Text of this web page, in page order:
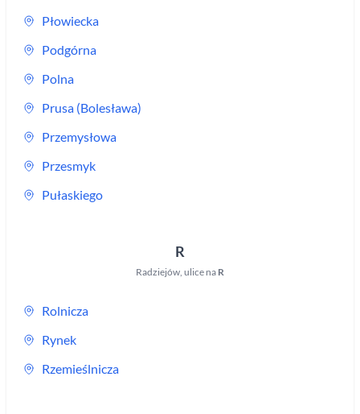
Płowiecka
Podgórna
Polna
Prusa (Bolesława)
Przemysłowa
Przesmyk
Pułaskiego
R
Radziejów, ulice na R
Rolnicza
Rynek
Rzemieślnicza